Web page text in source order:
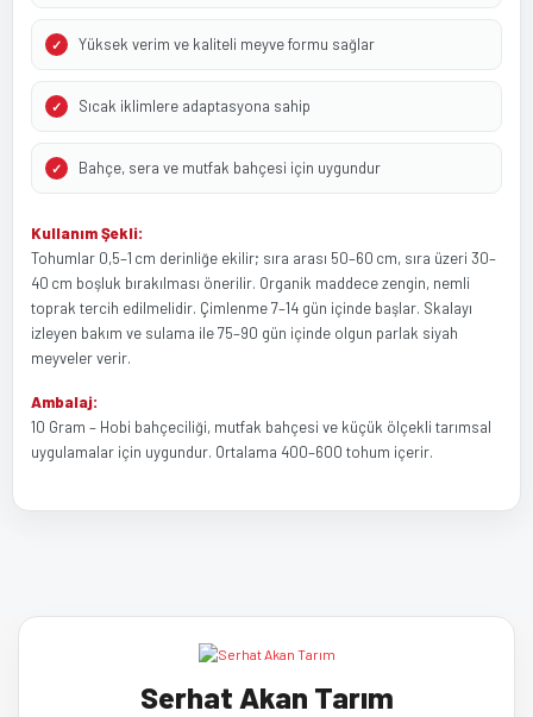
Yüksek verim ve kaliteli meyve formu sağlar
Sıcak iklimlere adaptasyona sahip
Bahçe, sera ve mutfak bahçesi için uygundur
Kullanım Şekli:
Tohumlar 0,5–1 cm derinliğe ekilir; sıra arası 50–60 cm, sıra üzeri 30–
40 cm boşluk bırakılması önerilir. Organik maddece zengin, nemli
toprak tercih edilmelidir. Çimlenme 7–14 gün içinde başlar. Skalayı
izleyen bakım ve sulama ile 75–90 gün içinde olgun parlak siyah
meyveler verir.
Ambalaj:
10 Gram – Hobi bahçeciliği, mutfak bahçesi ve küçük ölçekli tarımsal
uygulamalar için uygundur. Ortalama 400–600 tohum içerir.
Yorum Yaz
Görüş ve önerileriniz için teşekkür ederiz.
Ürün resmi kalitesiz, bozuk veya görüntülenemiyor.
Serhat Akan Tarım